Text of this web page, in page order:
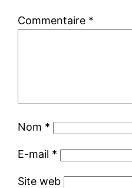
Commentaire *
Nom *
E-mail *
Site web